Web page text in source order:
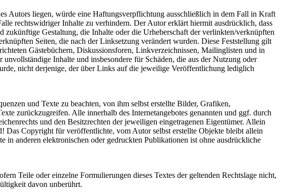
Autors liegen, würde eine Haftungsverpflichtung ausschließlich in dem Fall in Kraft
rechtswidriger Inhalte zu verhindern. Der Autor erklärt hiermit ausdrücklich, dass
Gestaltung, die Inhalte oder die Urheberschaft der verlinkten/verknüpften
Seiten, die nach der Linksetzung verändert wurden. Diese Feststellung gilt
Gästebüchern, Diskussionsforen, Linkverzeichnissen, Mailinglisten und in
Inhalte und insbesondere für Schäden, die aus der Nutzung oder
nicht derjenige, der über Links auf die jeweilige Veröffentlichung lediglich
und Texte zu beachten, von ihm selbst erstellte Bilder, Grafiken,
zurückzugreifen. Alle innerhalb des Internetangebotes genannten und ggf. durch
und den Besitzrechten der jeweiligen eingetragenen Eigentümer. Allein
Das Copyright für veröffentlichte, vom Autor selbst erstellte Objekte bleibt allein
anderen elektronischen oder gedruckten Publikationen ist ohne ausdrückliche
Teile oder einzelne Formulierungen dieses Textes der geltenden Rechtslage nicht,
davon unberührt.